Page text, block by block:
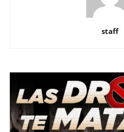
staff